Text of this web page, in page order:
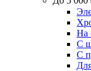
На
С
С